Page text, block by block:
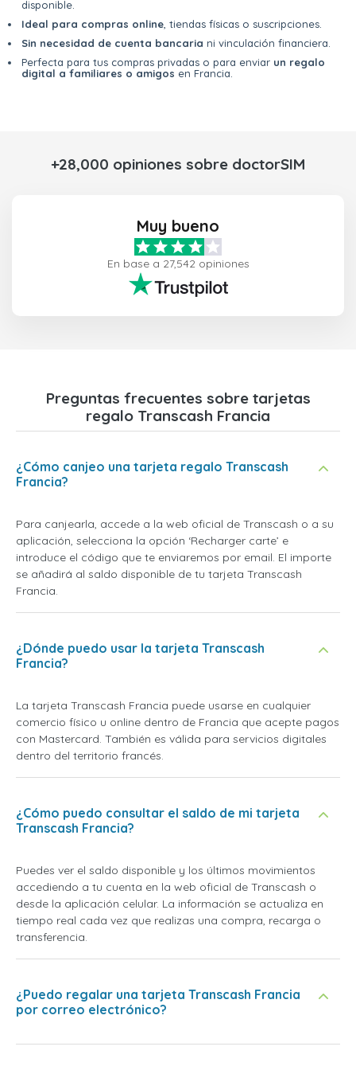
disponible.
Ideal para compras online , tiendas físicas o suscripciones.
Sin necesidad de cuenta bancaria ni vinculación financiera.
Perfecta para tus compras privadas o para enviar un regalo
digital a familiares o amigos en Francia.
+28,000 opiniones sobre doctorSIM
Muy bueno
En base a 27,542 opiniones
Preguntas frecuentes sobre tarjetas
regalo Transcash Francia
¿Cómo canjeo una tarjeta regalo Transcash
Francia?
Para canjearla, accede a la web oficial de Transcash o a su
aplicación, selecciona la opción ‘Recharger carte’ e
introduce el código que te enviaremos por email. El importe
se añadirá al saldo disponible de tu tarjeta Transcash
Francia.
¿Dónde puedo usar la tarjeta Transcash
Francia?
La tarjeta Transcash Francia puede usarse en cualquier
comercio físico u online dentro de Francia que acepte pagos
con Mastercard. También es válida para servicios digitales
dentro del territorio francés.
¿Cómo puedo consultar el saldo de mi tarjeta
Transcash Francia?
Puedes ver el saldo disponible y los últimos movimientos
accediendo a tu cuenta en la web oficial de Transcash o
desde la aplicación celular. La información se actualiza en
tiempo real cada vez que realizas una compra, recarga o
transferencia.
¿Puedo regalar una tarjeta Transcash Francia
por correo electrónico?